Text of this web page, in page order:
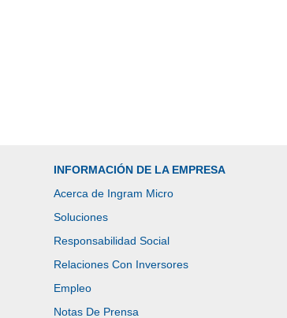
INFORMACIÓN DE LA EMPRESA
Acerca de Ingram Micro
Soluciones
Responsabilidad Social
Relaciones Con Inversores
Empleo
Notas De Prensa